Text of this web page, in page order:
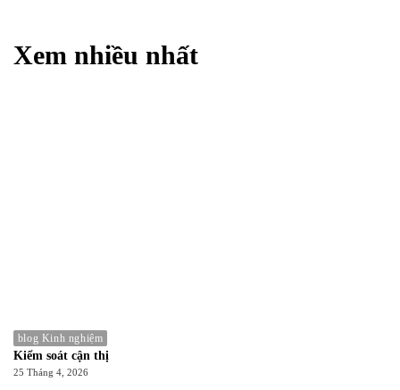
Xem nhiều nhất
blog Kinh nghiệm
Kiểm soát cận thị
25 Tháng 4, 2026